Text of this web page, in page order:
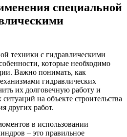
специальной
техники с гидравлическими
которые необходимо
Важно понимать, как
гидравлических
их долговечную работу и
на объекте строительства
других работ.
в использовании
– это правильное